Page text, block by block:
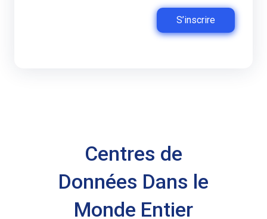
S’inscrire
Centres de
Données Dans le
Monde Entier